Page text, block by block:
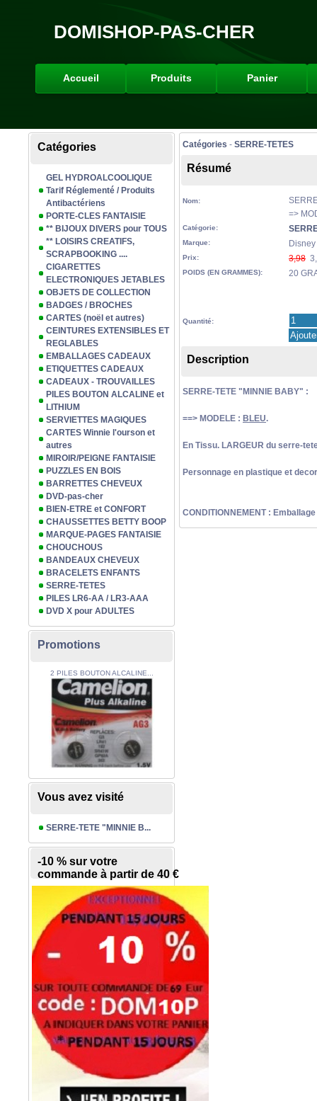
DOMISHOP-PAS-CHER
Accueil Produits Panier
Catégories
GEL HYDROALCOOLIQUE
Tarif Réglementé / Produits
Antibactériens
PORTE-CLES FANTAISIE
** BIJOUX DIVERS pour TOUS
** LOISIRS CREATIFS,
SCRAPBOOKING ....
CIGARETTES
ELECTRONIQUES JETABLES
OBJETS DE COLLECTION
BADGES / BROCHES
CARTES (noël et autres)
CEINTURES EXTENSIBLES ET
REGLABLES
EMBALLAGES CADEAUX
ETIQUETTES CADEAUX
CADEAUX - TROUVAILLES
PILES BOUTON ALCALINE et
LITHIUM
SERVIETTES MAGIQUES
CARTES Winnie l'ourson et
autres
MIROIR/PEIGNE FANTAISIE
PUZZLES EN BOIS
BARRETTES CHEVEUX
DVD-pas-cher
BIEN-ETRE et CONFORT
CHAUSSETTES BETTY BOOP
MARQUE-PAGES FANTAISIE
CHOUCHOUS
BANDEAUX CHEVEUX
BRACELETS ENFANTS
SERRE-TETES
PILES LR6-AA / LR3-AAA
DVD X pour ADULTES
Promotions
2 PILES BOUTON ALCALINE...
Vous avez visité
SERRE-TETE "MINNIE B...
-10 % sur votre
commande à partir de 40 €
Catégories - SERRE-TETES
Résumé
Nom:
=>
Catégorie:
Marque: Disney
Prix: 3,98
POIDS (EN GRAMMES): 20
Quantité:
Description
SERRE-TETE "MINNIE BABY" :
==> MODELE : BLEU.
En Tissu. LARGEUR du serre-
Personnage en plastique et
CONDITIONNEMENT :